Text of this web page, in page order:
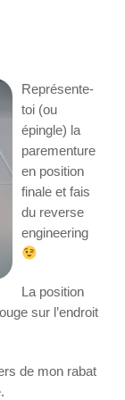
Représente-
toi (ou
épingle) la
parementure
en position
finale et fais
du reverse
engineering
La position
sur l’endroit
de mon rabat